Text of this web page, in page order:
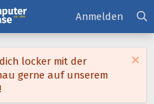
Anmelden
locker mit der
gerne auf unserem